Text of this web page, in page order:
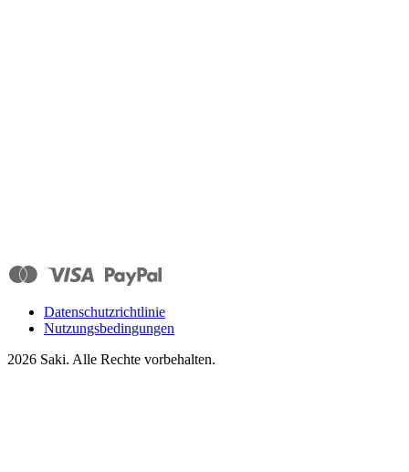
Datenschutzrichtlinie
Nutzungsbedingungen
2026 Saki. Alle Rechte vorbehalten.